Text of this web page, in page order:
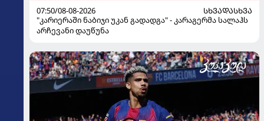
07:50/08-08-2026
ᲡᲮᲕᲐᲓᲐᲡᲮᲕᲐ
"კარიერაში ნაბიჯი უკან გადადგა" - კარაგერმა სალაჰს
არჩევანი დაუწუნა